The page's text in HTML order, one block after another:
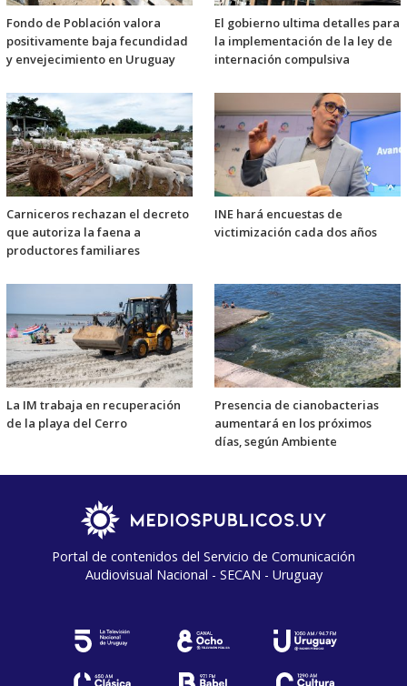
Fondo de Población valora
positivamente baja fecundidad
y envejecimiento en Uruguay
El gobierno ultima detalles para
la implementación de la ley de
internación compulsiva
Carniceros rechazan el decreto
que autoriza la faena a
productores familiares
INE hará encuestas de
victimización cada dos años
La IM trabaja en recuperación
de la playa del Cerro
Presencia de cianobacterias
aumentará en los próximos
días, según Ambiente
Portal de contenidos del Servicio de Comunicación
Audiovisual Nacional - SECAN - Uruguay